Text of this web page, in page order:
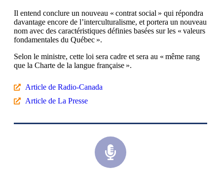
Il entend conclure un nouveau « contrat social » qui répondra
davantage encore de l’interculturalisme, et portera un nouveau
nom avec des caractéristiques définies basées sur les « valeurs
fondamentales du Québec ».
Selon le ministre, cette loi sera cadre et sera au « même rang
que la Charte de la langue française ».
Article de Radio-Canada
Article de La Presse